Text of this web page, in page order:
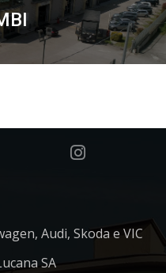
Audi, Skoda e VIC
SA